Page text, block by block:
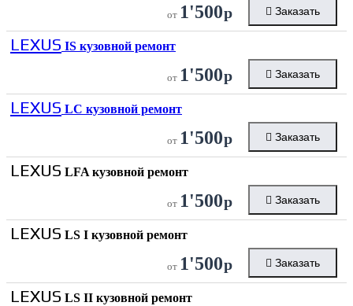
от 1'500р Заказать
LEXUS IS кузовной ремонт
от 1'500р Заказать
LEXUS LC кузовной ремонт
от 1'500р Заказать
LEXUS LFA кузовной ремонт
от 1'500р Заказать
LEXUS LS I кузовной ремонт
от 1'500р Заказать
LEXUS LS II кузовной ремонт